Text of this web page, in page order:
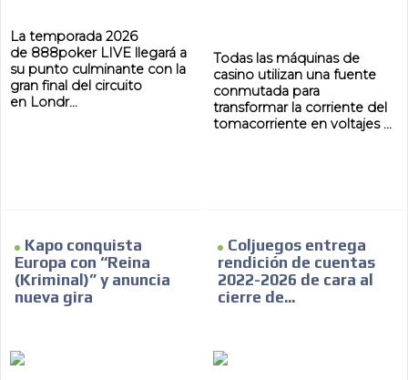
La temporada 2026
de 888poker LIVE llegará a
su punto culminante con la
gran final del circuito
en Londr...
Todas las máquinas de
casino utilizan una fuente
conmutada para
transformar la corriente del
tomacorriente en voltajes ...
Kapo conquista
Europa con “Reina
(Kriminal)” y anuncia
nueva gira
Coljuegos entrega
rendición de cuentas
2022-2026 de cara al
cierre de...